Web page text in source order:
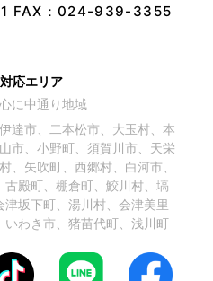
FAX：024-939-3355
応エリア
に中通り地域
達市、二本松市、大玉村、本
市、小野町、須賀川市、天栄
、矢吹町、西郷村、白河市、
殿町、棚倉町、鮫川村、塙
坂下町、湯川村、会津美里
わき市、猪苗代町、浅川町